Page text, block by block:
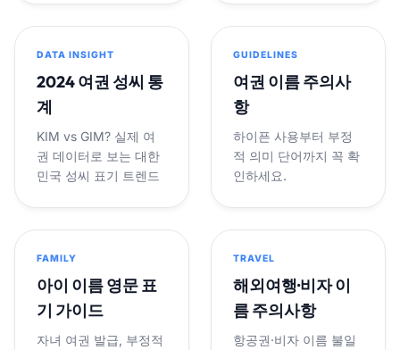
DATA INSIGHT
2024 여권 성씨 통
계
KIM vs GIM? 실제 여
권 데이터로 보는 대한
민국 성씨 표기 트렌드
GUIDELINES
여권 이름 주의사
항
하이픈 사용부터 부정
적 의미 단어까지 꼭 확
인하세요.
FAMILY
아이 이름 영문 표
기 가이드
자녀 여권 발급, 부정적
TRAVEL
해외여행·비자 이
름 주의사항
항공권·비자 이름 불일